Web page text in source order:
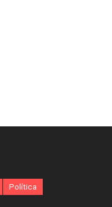
Política